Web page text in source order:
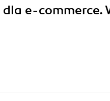
e-commerce.